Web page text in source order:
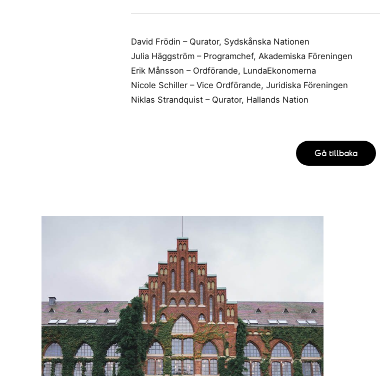
David Frödin – Qurator, Sydskånska Nationen
Julia Häggström – Programchef, Akademiska Föreningen
Erik Månsson – Ordförande, LundaEkonomerna
Nicole Schiller – Vice Ordförande, Juridiska Föreningen
Niklas Strandquist – Qurator, Hallands Nation
Gå tillbaka